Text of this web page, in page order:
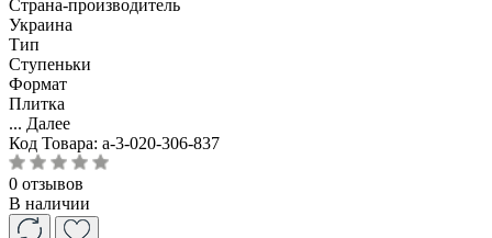
Страна-производитель
Украина
Тип
Ступеньки
Формат
Плитка
... Далее
Код Товара: a-3-020-306-837
0 отзывов
В наличии